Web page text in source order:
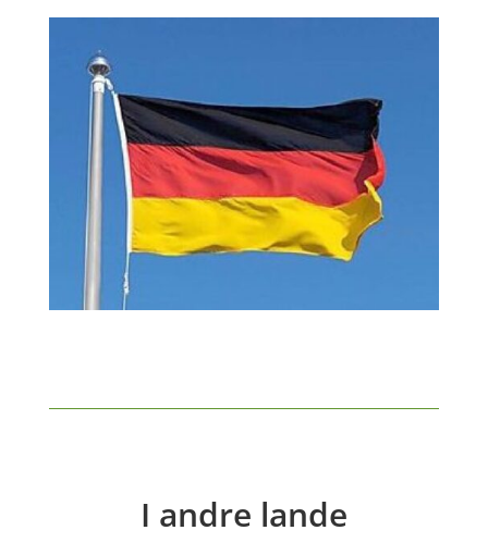
I andre lande